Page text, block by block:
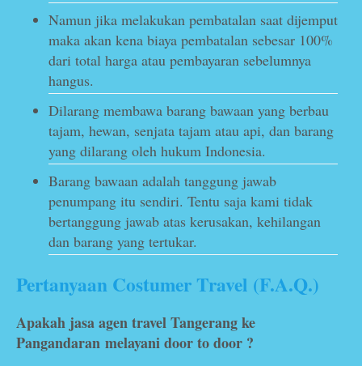
Namun jika melakukan pembatalan saat dijemput
maka akan kena biaya pembatalan sebesar 100%
dari total harga atau pembayaran sebelumnya
hangus.
Dilarang membawa barang bawaan yang berbau
tajam, hewan, senjata tajam atau api, dan barang
yang dilarang oleh hukum Indonesia.
Barang bawaan adalah tanggung jawab
penumpang itu sendiri. Tentu saja kami tidak
bertanggung jawab atas kerusakan, kehilangan
dan barang yang tertukar.
Pertanyaan Costumer Travel (F.A.Q.)
Apakah jasa agen travel Tangerang ke
Pangandaran melayani door to door ?